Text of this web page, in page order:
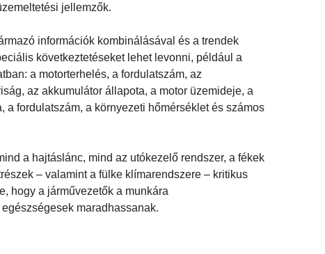
jellemzők.
információk kombinálásával és a trendek
következtetéseket lehet levonni, például a
a motorterhelés, a fordulatszám, az
az akkumulátor állapota, a motor üzemideje, a
a fordulatszám, a környezeti hőmérséklet és számos
a hajtáslánc, mind az utókezelő rendszer, a fékek
– valamint a fülke klímarendszere – kritikus
hogy a járművezetők a munkára
maradhassanak.